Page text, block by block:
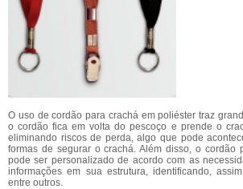
O uso de cordão para crachá em poliéster traz
o cordão fica em volta do pescoço e prende o
eliminando riscos de perda, algo que pode
formas de segurar o crachá. Além disso, o cordão
pode ser personalizado de acordo com as
informações em sua estrutura, identificando,
entre outros.